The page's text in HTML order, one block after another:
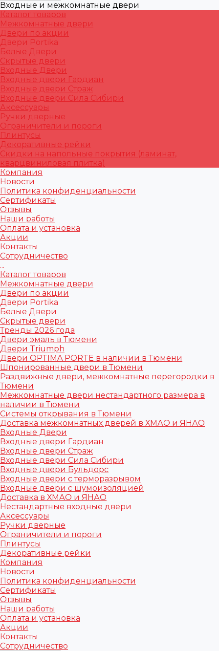
Входные и межкомнатные двери
Каталог товаров
Межкомнатные двери
Двери по акции
Двери Portika
Белые Двери
Скрытые двери
Входные Двери
Входные двери Гардиан
Входные двери Страж
Входные двери Сила Сибири
Аксессуары
Ручки дверные
Ограничители и пороги
Плинтусы
Декоративные рейки
Скидки на напольные покрытия (ламинат,
кварцвиниловая плитка)
Компания
Новости
Политика конфиденциальности
Сертификаты
Отзывы
Наши работы
Оплата и установка
Акции
Контакты
Сотрудничество
...
Каталог товаров
Межкомнатные двери
Двери по акции
Двери Portika
Белые Двери
Скрытые двери
Тренды 2026 года
Двери эмаль в Тюмени
Двери Triumph
Двери OPTIMA PORTE в наличии в Тюмени
Шпонированные двери в Тюмени
Раздвижные двери, межкомнатные перегородки в
Тюмени
Межкомнатные двери нестандартного размера в
наличии в Тюмени
Системы открывания в Тюмени
Доставка межкомнатных дверей в ХМАО и ЯНАО
Входные Двери
Входные двери Гардиан
Входные двери Страж
Входные двери Сила Сибири
Входные двери Бульдорс
Входные двери с терморазрывом
Входные двери с шумоизоляцией
Доставка в ХМАО и ЯНАО
Нестандартные входные двери
Аксессуары
Ручки дверные
Ограничители и пороги
Плинтусы
Декоративные рейки
Компания
Новости
Политика конфиденциальности
Сертификаты
Отзывы
Наши работы
Оплата и установка
Акции
Контакты
Сотрудничество